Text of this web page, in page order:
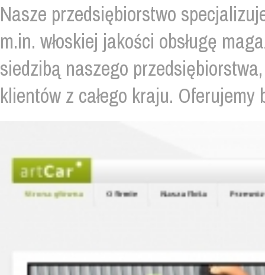
Nasze przedsiębiorstwo
m.in. włoskiej jakości obsługę
siedzibą naszego
klientów z całego kraju. Oferujemy